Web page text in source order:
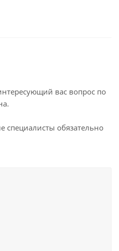
вас вопрос по
обязательно